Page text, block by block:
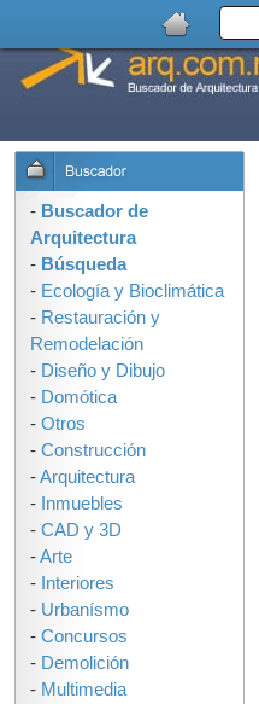
- Buscador de
Arquitectura
- Búsqueda
- Ecología y Bioclimática
- Restauración y
Remodelación
- Diseño y Dibujo
- Domótica
- Otros
- Construcción
-Arquitectura
- Inmuebles
- CAD y 3D
-Arte
- Interiores
- Urbanísmo
- Concursos
- Demolición
- Multimedia